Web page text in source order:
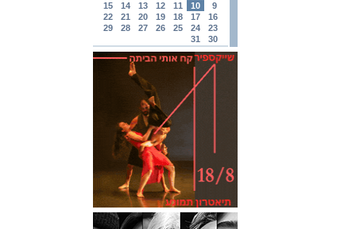
9
10
11
12
13
14
15
16
17
18
19
20
21
22
23
24
25
26
27
28
29
30
31